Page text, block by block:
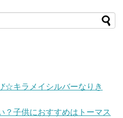
☆キラメイシルバーなりき
？子供におすすめはトーマス